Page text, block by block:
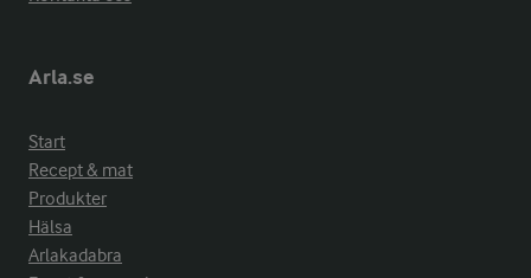
Arla.se
Start
Recept & mat
Produkter
Hälsa
Arlakadabra